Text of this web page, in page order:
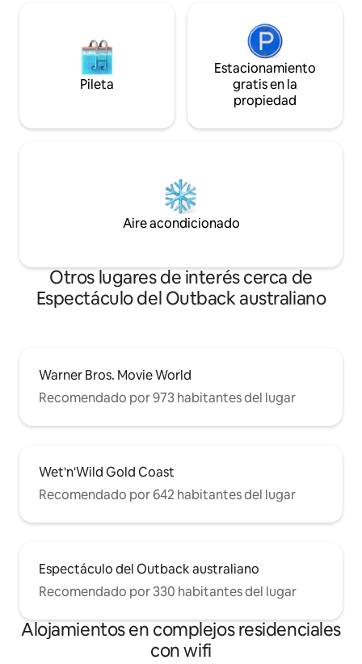
Pileta
Estacionamiento
gratis en la
propiedad
Aire acondicionado
Otros lugares de interés cerca de
Espectáculo del Outback australiano
Warner Bros. Movie World
Recomendado por 973 habitantes del lugar
Wet'n'Wild Gold Coast
Recomendado por 642 habitantes del lugar
Espectáculo del Outback australiano
Recomendado por 330 habitantes del lugar
Alojamientos en complejos residenciales
con wifi